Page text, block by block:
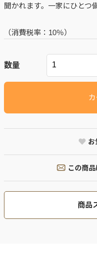
聞かれます。一家にひとつ
（消費税率： 10％）
数量
お
この商
商品